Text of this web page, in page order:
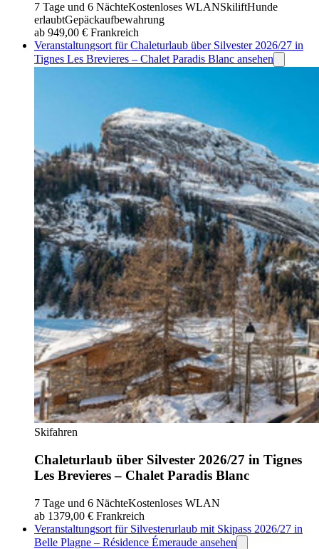
7 Tage und 6 NächteKostenloses WLANSkiliftHunde
erlaubtGepäckaufbewahrung
ab 949,00 € Frankreich
Veranstaltungsort für Chaleturlaub über Silvester 2026/27 in
Tignes Les Brevieres – Chalet Paradis Blanc ansehen
Skifahren
Chaleturlaub über Silvester 2026/27 in Tignes
Les Brevieres – Chalet Paradis Blanc
7 Tage und 6 NächteKostenloses WLAN
ab 1379,00 € Frankreich
Veranstaltungsort für Silvesterurlaub mit Skipass 2026/27 in
Belle Plagne – Résidence Émeraude ansehen